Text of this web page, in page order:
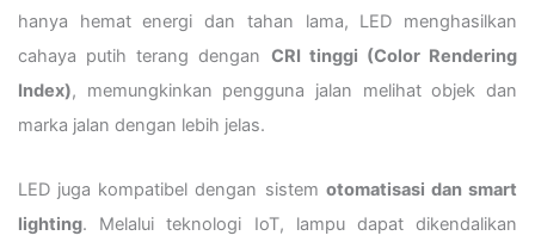
hanya hemat energi dan tahan lama, LED menghasilkan
cahaya putih terang dengan CRI tinggi (Color Rendering
Index), memungkinkan pengguna jalan melihat objek dan
marka jalan dengan lebih jelas.
LED juga kompatibel dengan sistem otomatisasi dan smart
lighting. Melalui teknologi IoT, lampu dapat dikendalikan